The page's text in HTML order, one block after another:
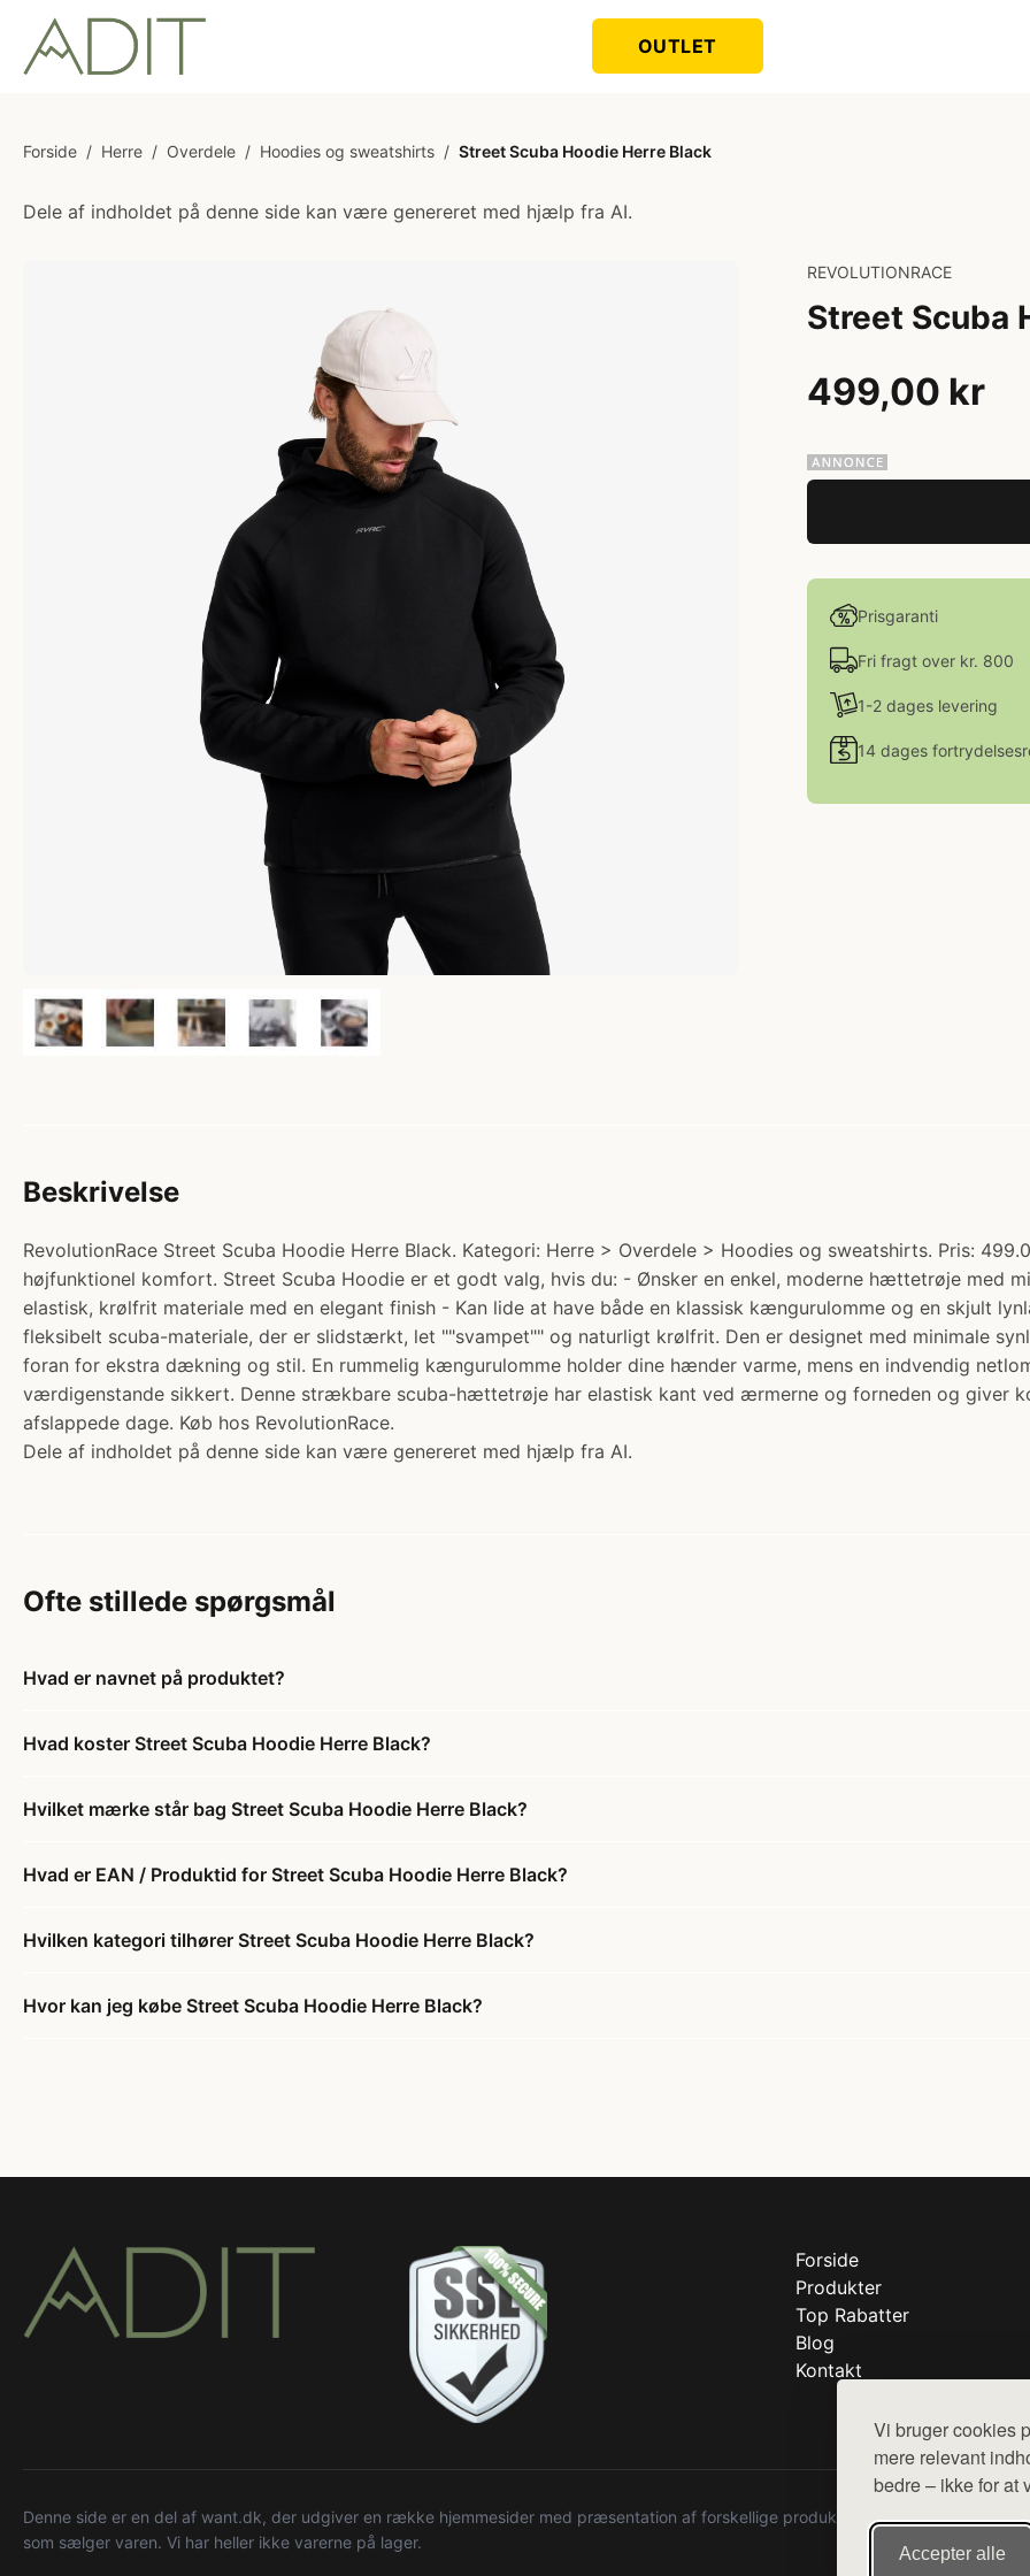
Vi bruger cookies
mere relevant
bedre – ikke for
Accepter alle
OUTLET
Forside / Herre / Overdele / Hoodies og sweatshirts / Street Scuba Hoodie Herre Black
Dele af indholdet på denne side kan være genereret med hjælp fra AI.
REVOLUTIONRACE
Street Scuba
499,00 kr
Prisgaranti
Fri fragt over kr. 800
1-2 dages levering
14 dages
Beskrivelse
RevolutionRace Street Scuba Hoodie Herre Black. Kategori: Herre > Overdele > Hoodies og sweatshirts. Pris:
højfunktionel komfort. Street Scuba Hoodie er et godt valg, hvis du: - Ønsker en enkel, moderne hættetrøje med
elastisk, krølfrit materiale med en elegant finish - Kan lide at have både en klassisk kængurulomme og en skjult
fleksibelt scuba-materiale, der er slidstærkt, let ""svampet"" og naturligt krølfrit. Den er designet med minimale
foran for ekstra dækning og stil. En rummelig kængurulomme holder dine hænder varme, mens en indvendig
værdigenstande sikkert. Denne strækbare scuba-hættetrøje har elastisk kant ved ærmerne og forneden og giver
afslappede dage. Køb hos RevolutionRace.
Dele af indholdet på denne side kan være genereret med hjælp fra AI.
Ofte stillede spørgsmål
Hvad er navnet på produktet?
Hvad koster Street Scuba Hoodie Herre Black?
Hvilket mærke står bag Street Scuba Hoodie Herre Black?
Hvad er EAN / Produktid for Street Scuba Hoodie Herre Black?
Hvilken kategori tilhører Street Scuba Hoodie Herre Black?
Hvor kan jeg købe Street Scuba Hoodie Herre Black?
Forside
Produkter
Top Rabatter
Blog
Kontakt
Denne side er en del af want.dk, der udgiver en række hjemmesider med præsentation af forskellige produkter fra diverse
som sælger varen. Vi har heller ikke varerne på lager.